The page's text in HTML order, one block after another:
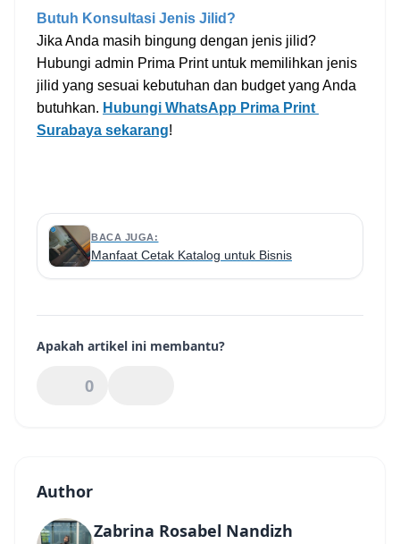
Butuh Konsultasi Jenis Jilid?
Jika Anda masih bingung dengan jenis jilid?
Hubungi admin Prima Print untuk memilihkan jenis
jilid yang sesuai kebutuhan dan budget yang Anda
butuhkan. Hubungi WhatsApp Prima Print
Surabaya sekarang!
BACA JUGA:
Manfaat Cetak Katalog untuk Bisnis
Apakah artikel ini membantu?
0
Author
Zabrina Rosabel Nandizh